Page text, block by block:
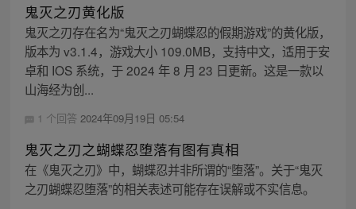
鬼灭之刃黄化版
鬼灭之刃存在名为“鬼灭之刃蝴蝶忍的假期游戏”的黄化版，
版本为 v3.1.4，游戏大小 109.0MB，支持中文，适用于安
卓和 IOS 系统，于 2024 年 8 月 23 日更新。这是一款以
山海经为创...
1 个回答 2024年09月19日 05:54
鬼灭之刃之蝴蝶忍堕落有图有真相
在《鬼灭之刃》中，蝴蝶忍并非所谓的“堕落”。关于“鬼灭
之刃蝴蝶忍堕落”的相关表述可能存在误解或不实信息。